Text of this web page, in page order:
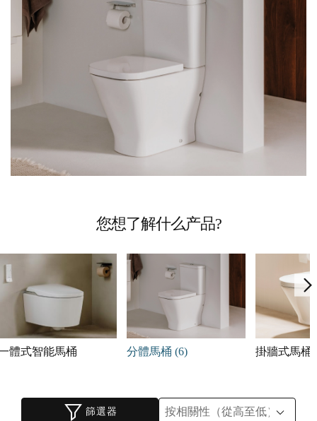
您想了解什么产品?
體式智能馬桶 分體馬桶 (6) 掛牆式馬桶
篩選器